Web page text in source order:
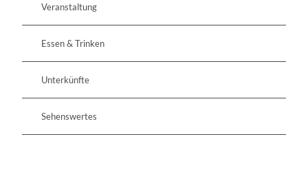
Veranstaltung
Essen & Trinken
Unterkünfte
Sehenswertes